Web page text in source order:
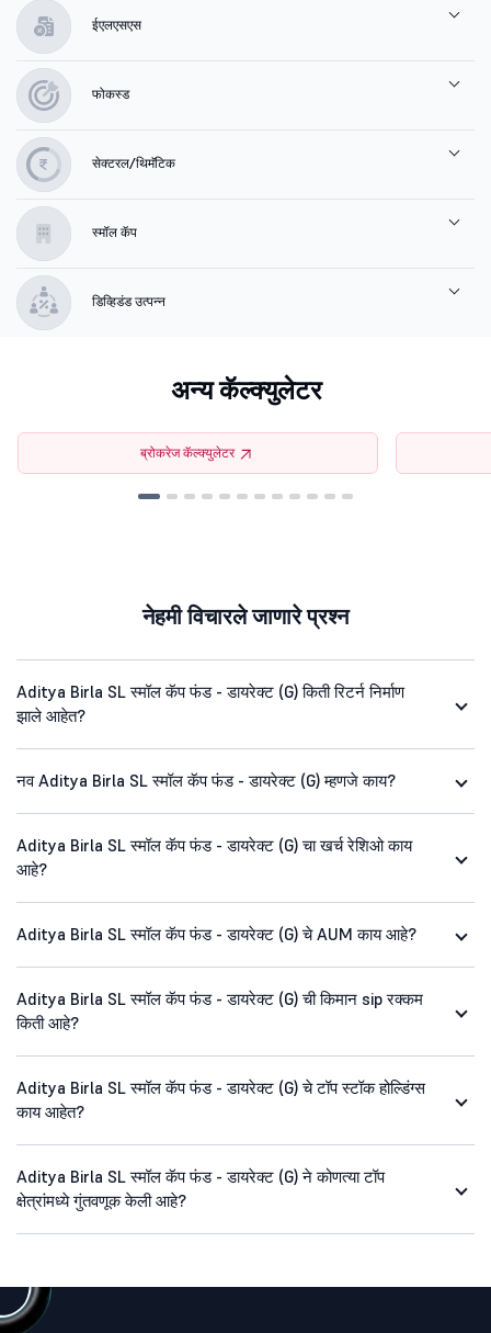
ईएलएसएस
फोकस्ड
सेक्टरल/थिमॅटिक
स्मॉल कॅप
डिव्हिडंड उत्पन्न
अन्य कॅल्क्युलेटर
ब्रोकरेज कॅल्क्युलेटर
नेहमी विचारले जाणारे प्रश्न
Aditya Birla SL स्मॉल कॅप फंड - डायरेक्ट (G) किती रिटर्न निर्माण
झाले आहेत?
नव Aditya Birla SL स्मॉल कॅप फंड - डायरेक्ट (G) म्हणजे काय?
Aditya Birla SL स्मॉल कॅप फंड - डायरेक्ट (G) चा खर्च रेशिओ काय
आहे?
Aditya Birla SL स्मॉल कॅप फंड - डायरेक्ट (G) चे AUM काय आहे?
Aditya Birla SL स्मॉल कॅप फंड - डायरेक्ट (G) ची किमान sip रक्कम
किती आहे?
Aditya Birla SL स्मॉल कॅप फंड - डायरेक्ट (G) चे टॉप स्टॉक होल्डिंग्स
काय आहेत?
Aditya Birla SL स्मॉल कॅप फंड - डायरेक्ट (G) ने कोणत्या टॉप
क्षेत्रांमध्ये गुंतवणूक केली आहे?